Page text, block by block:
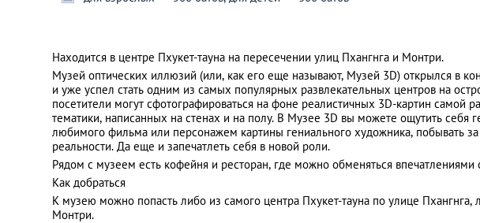
Находится в центре Пхукет-тауна на пересечении улиц Пхангнга и Монтри.
Музей оптических иллюзий (или, как его еще называют, Музей 3D) открылся в
и уже успел стать одним из самых популярных развлекательных центров на
посетители могут сфотографироваться на фоне реалистичных 3D-картин самой
тематики, написанных на стенах и на полу. В Музее 3D вы можете ощутить себя
любимого фильма или персонажем картины гениального художника, побывать
реальности. Да еще и запечатлеть себя в новой роли.
Рядом с музеем есть кофейня и ресторан, где можно обменяться впечатлениями
Как добраться
К музею можно попасть либо из самого центра Пхукет-тауна по улице Пхангнга,
Монтри.